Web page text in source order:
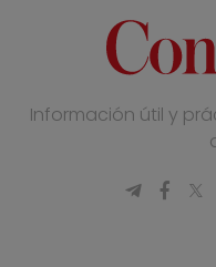
Información útil y